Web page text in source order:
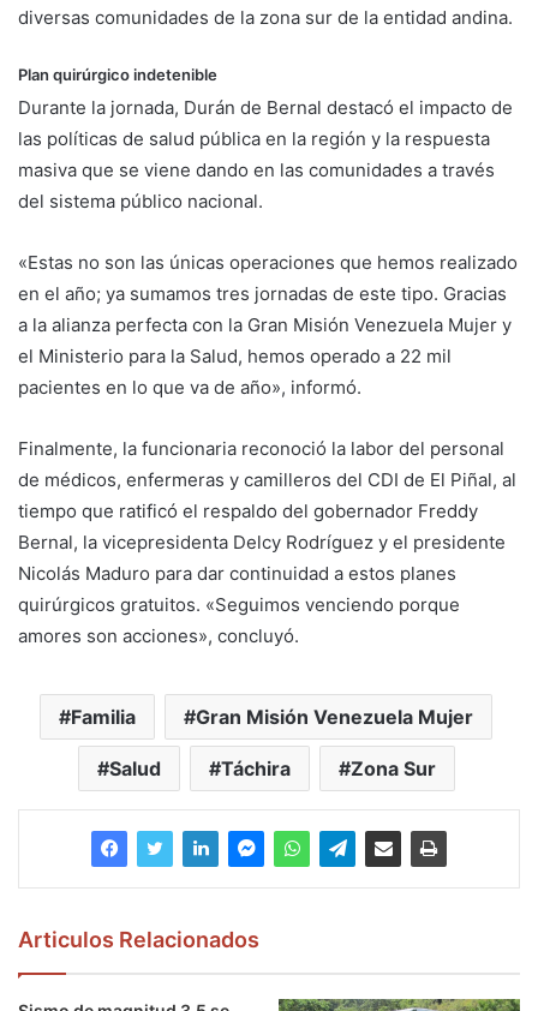
diversas comunidades de la zona sur de la entidad andina.
Plan quirúrgico indetenible
Durante la jornada, Durán de Bernal destacó el impacto de
las políticas de salud pública en la región y la respuesta
masiva que se viene dando en las comunidades a través
del sistema público nacional.
«Estas no son las únicas operaciones que hemos realizado
en el año; ya sumamos tres jornadas de este tipo. Gracias
a la alianza perfecta con la Gran Misión Venezuela Mujer y
el Ministerio para la Salud, hemos operado a 22 mil
pacientes en lo que va de año», informó.
Finalmente, la funcionaria reconoció la labor del personal
de médicos, enfermeras y camilleros del CDI de El Piñal, al
tiempo que ratificó el respaldo del gobernador Freddy
Bernal, la vicepresidenta Delcy Rodríguez y el presidente
Nicolás Maduro para dar continuidad a estos planes
quirúrgicos gratuitos. «Seguimos venciendo porque
amores son acciones», concluyó.
Familia Gran Misión Venezuela Mujer
Salud Táchira Zona Sur
Articulos Relacionados